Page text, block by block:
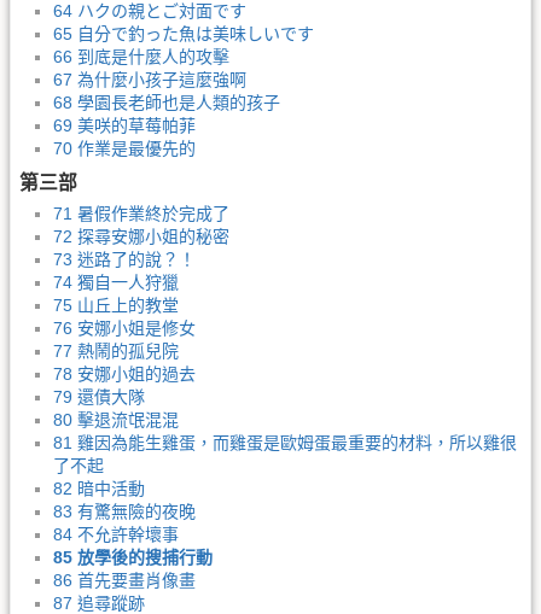
64 ハクの親とご対面です
65 自分で釣った魚は美味しいです
66 到底是什麼人的攻擊
67 為什麼小孩子這麼強啊
68 學園長老師也是人類的孩子
69 美咲的草莓帕菲
70 作業是最優先的
第三部
71 暑假作業終於完成了
72 探尋安娜小姐的秘密
73 迷路了的說？！
74 獨自一人狩獵
75 山丘上的教堂
76 安娜小姐是修女
77 熱鬧的孤兒院
78 安娜小姐的過去
79 還債大隊
80 擊退流氓混混
81 雞因為能生雞蛋，而雞蛋是歐姆蛋最重要的材料，所以雞很
了不起
82 暗中活動
83 有驚無險的夜晚
84 不允許幹壞事
85 放學後的搜捕行動
86 首先要畫肖像畫
87 追尋蹤跡